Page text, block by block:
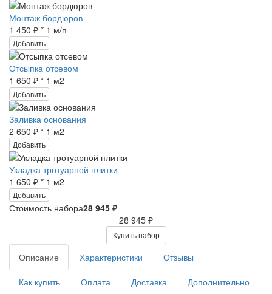
Монтаж бордюров
1 450 ₽ * 1 м/п
Добавить
Отсыпка отсевом
1 650 ₽ * 1 м2
Добавить
Заливка основания
2 650 ₽ * 1 м2
Добавить
Укладка тротуарной плитки
1 650 ₽ * 1 м2
Добавить
Стоимость набора28 945 ₽
28 945 ₽
Купить набор
Описание Характеристики Отзывы
Как купить Оплата Доставка
Дополнительно